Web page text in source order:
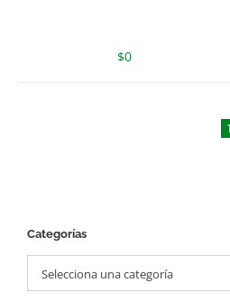
$0
1
Categorías
Selecciona una categoría